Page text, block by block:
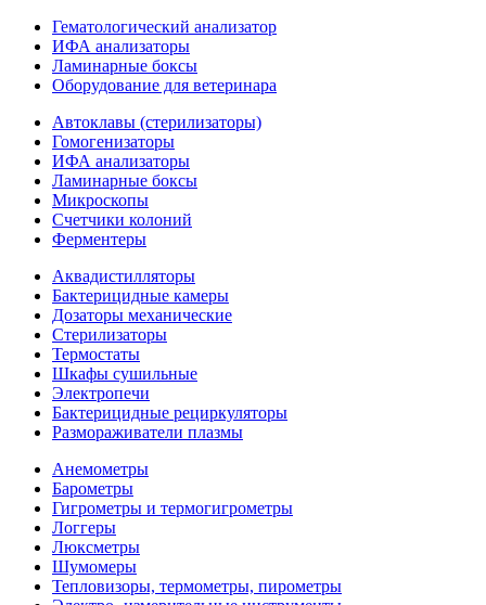
Гематологический анализатор
ИФА анализаторы
Ламинарные боксы
Оборудование для ветеринара
Автоклавы (стерилизаторы)
Гомогенизаторы
ИФА анализаторы
Ламинарные боксы
Микроскопы
Счетчики колоний
Ферментеры
Аквадистилляторы
Бактерицидные камеры
Дозаторы механические
Стерилизаторы
Термостаты
Шкафы сушильные
Электропечи
Бактерицидные рециркуляторы
Размораживатели плазмы
Анемометры
Барометры
Гигрометры и термогигрометры
Логгеры
Люксметры
Шумомеры
Тепловизоры, термометры, пирометры